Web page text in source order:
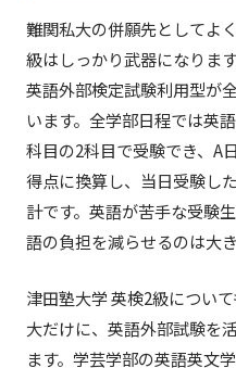
難関私大の併願先としてよ
級はしっかり武器になりま
英語外部検定試験利用型が
います。全学部日程では英
科目の2科目で受験でき、A
得点に換算し、当日受験し
計です。英語が苦手な受験
語の負担を減らせるのは大
津田塾大学 英検2級につい
大だけに、英語外部試験を
ます。学芸学部の英語英文